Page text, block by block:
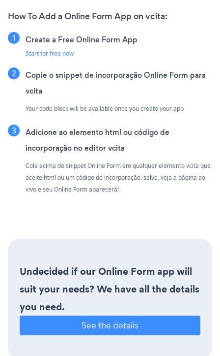
How To Add a Online Form App on vcita:
Create a Free Online Form App
Start for free now
Copie o snippet de incorporação Online Form para
vcita
Your code block will be available once you create your app
Adicione ao elemento html ou código de
incorporação no editor vcita
Cole acima do snippet Online Form em qualquer elemento vcita que
aceite html ou um código de incorporação. salve, veja a página ao
vivo e seu Online Form aparecerá!
Undecided if our Online Form app will
suit your needs? We have all the details
you need.
See the details